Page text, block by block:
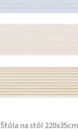
Štóla na stôl 220x35cm